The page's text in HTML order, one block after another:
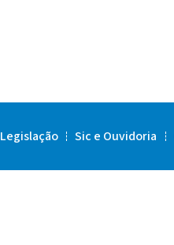
Legislação Sic e Ouvidoria